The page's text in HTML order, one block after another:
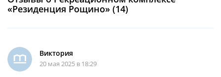
«Резиденция Рощино» (14)
Виктория
20 мая 2025 в 18:29